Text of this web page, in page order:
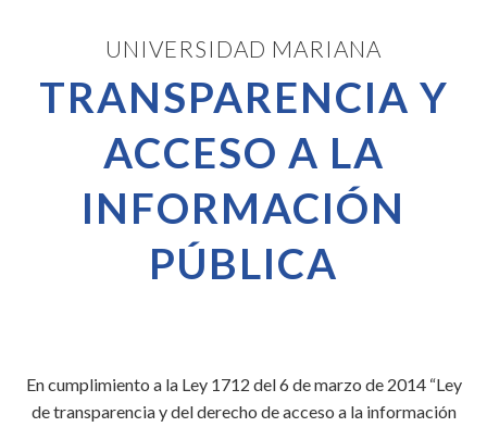
UNIVERSIDAD MARIANA
TRANSPARENCIA Y
ACCESO A LA
INFORMACIÓN
PÚBLICA
En cumplimiento a la Ley 1712 del 6 de marzo de 2014 “Ley
de transparencia y del derecho de acceso a la información